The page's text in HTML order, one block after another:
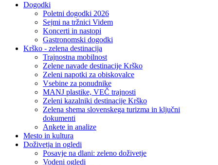
Dogodki
Poletni dogodki 2026
Sejmi na tržnici Videm
Koncerti in nastopi
Gastronomski dogodki
Krško - zelena destinacija
Trajnostna mobilnost
Zelene navade destinacije Krško
Zeleni napotki za obiskovalce
Vsebine za ponudnike
MANJ plastike, VEČ trajnosti
Zeleni kazalniki destinacije Krško
Zelena shema slovenskega turizma in ključni
dokumenti
Ankete in analize
Mesto in kultura
Doživetja in ogledi
Posavje na dlani: zeleno doživetje
Vodeni ogledi